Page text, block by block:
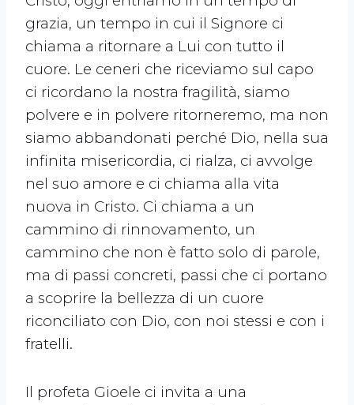
grazia, un tempo in cui il Signore ci
chiama a ritornare a Lui con tutto il
cuore. Le ceneri che riceviamo sul capo
ci ricordano la nostra fragilità, siamo
polvere e in polvere ritorneremo, ma non
siamo abbandonati perché Dio, nella sua
infinita misericordia, ci rialza, ci avvolge
nel suo amore e ci chiama alla vita
nuova in Cristo. Ci chiama a un
cammino di rinnovamento, un
cammino che non è fatto solo di parole,
ma di passi concreti, passi che ci portano
a scoprire la bellezza di un cuore
riconciliato con Dio, con noi stessi e con i
fratelli.
Il profeta Gioele ci invita a una